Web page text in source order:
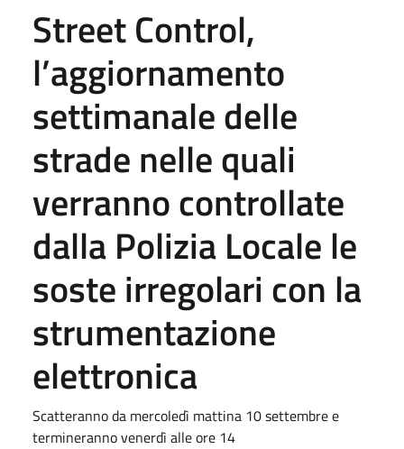
Street Control,
l’aggiornamento
settimanale delle
strade nelle quali
verranno controllate
dalla Polizia Locale le
soste irregolari con la
strumentazione
elettronica
Scatteranno da mercoledì mattina 10 settembre e
termineranno venerdì alle ore 14